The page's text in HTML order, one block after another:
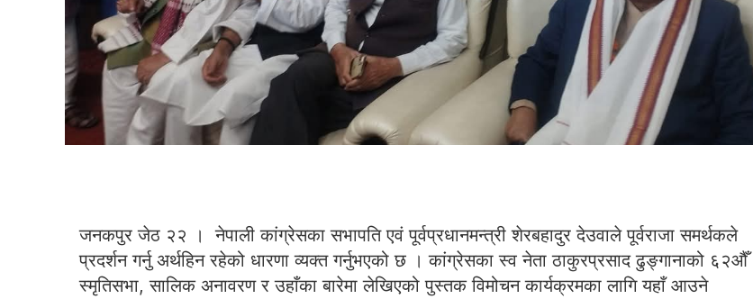
जनकपुर जेठ २२ । नेपाली कांग्रेसका सभापति एवं पूर्वप्रधानमन्त्री शेरबहादुर देउवाले पूर्वराजा समर्थकले
प्रदर्शन गर्नु अर्थहिन रहेको धारणा व्यक्त गर्नुभएको छ । कांग्रेसका स्व नेता ठाकुरप्रसाद ढुङ्गानाको ६२औँ
स्मृतिसभा, सालिक अनावरण र उहाँका बारेमा लेखिएको पुस्तक विमोचन कार्यक्रमका लागि यहाँ आउने